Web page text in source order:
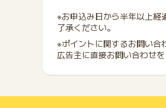
※お申込み日から半年以上経
了承ください。
※ポイントに関するお問い合
広告主に直接お問い合わせ